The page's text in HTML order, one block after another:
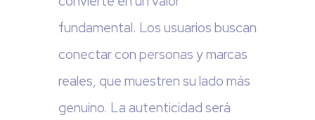
fundamental. Los usuarios buscan
conectar con personas y marcas
reales, que muestren su lado más
genuino. La autenticidad será